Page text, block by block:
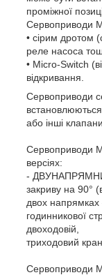
проміжної
Сервоприводи
• сірим дротом
реле насоса
• Micro-Switch
відкривання.
Сервоприводи
або інші
Сервоприводи
версіях:
-
закриву на 90°
двох
годинникової
двоходовій,
триходовий
Сервоприводи